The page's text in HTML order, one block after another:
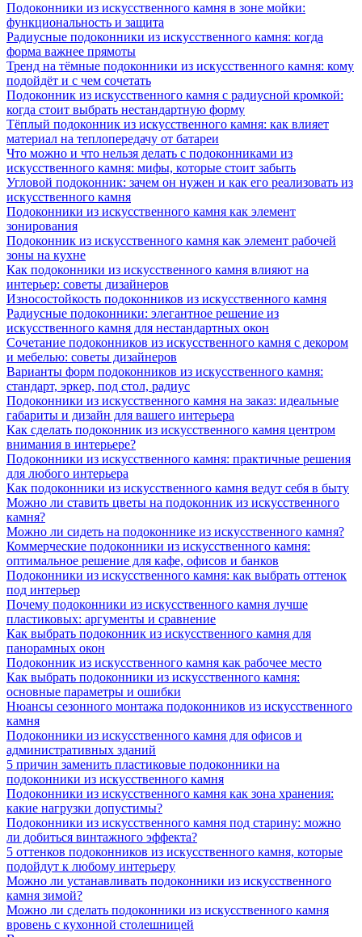
Подоконники из искусственного камня в зоне мойки:
функциональность и защита
Радиусные подоконники из искусственного камня: когда
форма важнее прямоты
Тренд на тёмные подоконники из искусственного камня: кому
подойдёт и с чем сочетать
Подоконник из искусственного камня с радиусной кромкой:
когда стоит выбрать нестандартную форму
Тёплый подоконник из искусственного камня: как влияет
материал на теплопередачу от батареи
Что можно и что нельзя делать с подоконниками из
искусственного камня: мифы, которые стоит забыть
Угловой подоконник: зачем он нужен и как его реализовать из
искусственного камня
Подоконники из искусственного камня как элемент
зонирования
Подоконник из искусственного камня как элемент рабочей
зоны на кухне
Как подоконники из искусственного камня влияют на
интерьер: советы дизайнеров
Износостойкость подоконников из искусственного камня
Радиусные подоконники: элегантное решение из
искусственного камня для нестандартных окон
Сочетание подоконников из искусственного камня с декором
и мебелью: советы дизайнеров
Варианты форм подоконников из искусственного камня:
стандарт, эркер, под стол, радиус
Подоконники из искусственного камня на заказ: идеальные
габариты и дизайн для вашего интерьера
Как сделать подоконник из искусственного камня центром
внимания в интерьере?
Подоконники из искусственного камня: практичные решения
для любого интерьера
Как подоконники из искусственного камня ведут себя в быту
Можно ли ставить цветы на подоконник из искусственного
камня?
Можно ли сидеть на подоконнике из искусственного камня?
Коммерческие подоконники из искусственного камня:
оптимальное решение для кафе, офисов и банков
Подоконники из искусственного камня: как выбрать оттенок
под интерьер
Почему подоконники из искусственного камня лучше
пластиковых: аргументы и сравнение
Как выбрать подоконник из искусственного камня для
панорамных окон
Подоконник из искусственного камня как рабочее место
Как выбрать подоконники из искусственного камня:
основные параметры и ошибки
Нюансы сезонного монтажа подоконников из искусственного
камня
Подоконники из искусственного камня для офисов и
административных зданий
5 причин заменить пластиковые подоконники на
подоконники из искусственного камня
Подоконники из искусственного камня как зона хранения:
какие нагрузки допустимы?
Подоконники из искусственного камня под старину: можно
ли добиться винтажного эффекта?
5 оттенков подоконников из искусственного камня, которые
подойдут к любому интерьеру
Можно ли устанавливать подоконники из искусственного
камня зимой?
Можно ли сделать подоконники из искусственного камня
вровень с кухонной столешницей